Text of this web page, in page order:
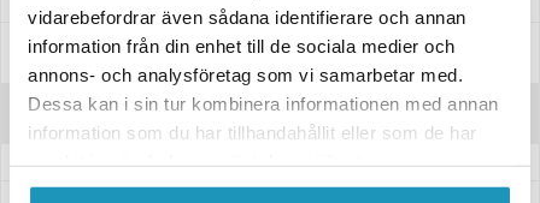
vidarebefordrar även sådana identifierare och annan
information från din enhet till de sociala medier och
annons- och analysföretag som vi samarbetar med.
Dessa kan i sin tur kombinera informationen med annan
information som du har tillhandahållit eller som de har
Specifikationer
Recensioner